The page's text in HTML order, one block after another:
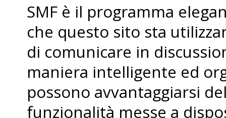
SMF è il programma
che questo sito sta
di comunicare in
maniera intelligente ed
possono avvantaggiarsi
funzionalità messe a